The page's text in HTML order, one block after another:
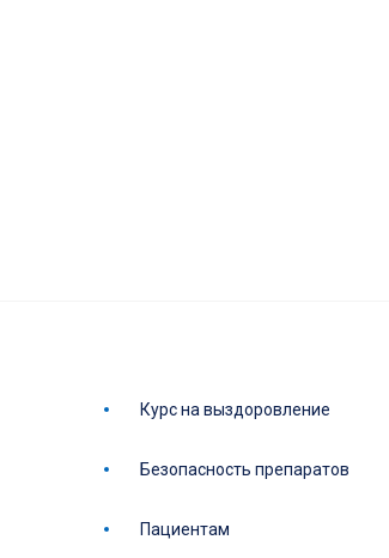
Курс на выздоровление
Безопасность препаратов
Пациентам